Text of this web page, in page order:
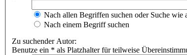
Nach allen Begriffen suchen oder Suche wie
Nach einem Begriff suchen
Zu suchender Autor:
Benutze ein * als Platzhalter für teilweise